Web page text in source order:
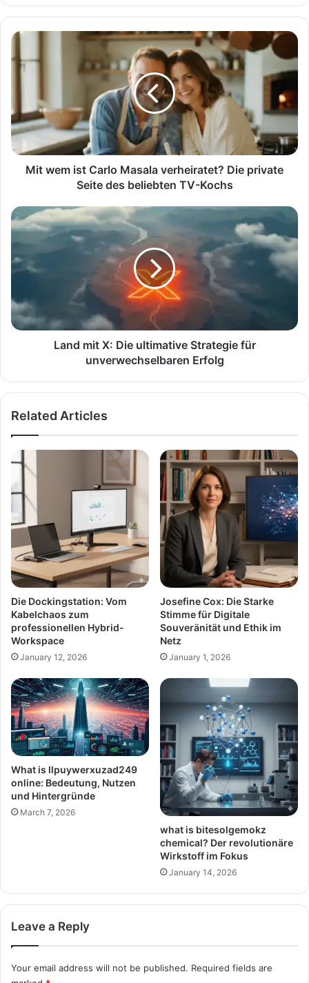
Mit
ist
verheiratet?
Die
private
Seite
Kochs
Mit wem ist Carlo Masala verheiratet? Die private
Seite des beliebten TV-Kochs
Land
mit
X:
Die
ultimative
für
unverwechselbaren
Erfolg
Land mit X: Die ultimative Strategie für
unverwechselbaren Erfolg
Related Articles
Die Dockingstation: Vom
Kabelchaos zum
professionellen Hybrid-
Workspace
January 12, 2026
Josefine Cox: Die Starke
Stimme für Digitale
Souveränität und Ethik im
Netz
January 1, 2026
What is llpuywerxuzad249
online: Bedeutung, Nutzen
und Hintergründe
March 7, 2026
what is bitesolgemokz
chemical? Der revolutionäre
Wirkstoff im Fokus
January 14, 2026
Leave a Reply
Your email address will not be published. Required fields are